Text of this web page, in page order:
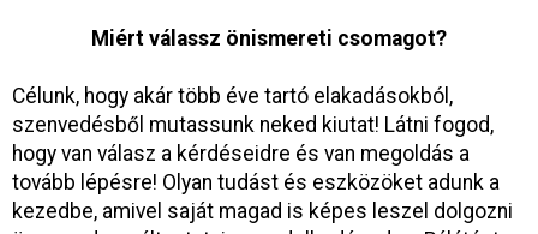
Miért válassz önismereti csomagot?
Célunk, hogy akár több éve tartó elakadásokból,
szenvedésből mutassunk neked kiutat! Látni fogod,
hogy van válasz a kérdéseidre és van megoldás a
tovább lépésre! Olyan tudást és eszközöket adunk a
kezedbe, amivel saját magad is képes leszel dolgozni